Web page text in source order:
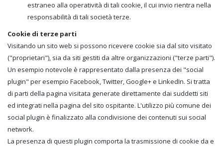
estraneo alla operatività di tali cookie, il cui invio rientra nella
responsabilità di tali società terze.
Cookie di terze parti
Visitando un sito web si possono ricevere cookie sia dal sito visitato
("proprietari"), sia da siti gestiti da altre organizzazioni ("terze parti").
Un esempio notevole è rappresentato dalla presenza dei "social
plugin" per esempio Facebook, Twitter, Google+ e LinkedIn. Si tratta
di parti della pagina visitata generate direttamente dai suddetti siti
ed integrati nella pagina del sito ospitante. L'utilizzo più comune dei
social plugin è finalizzato alla condivisione dei contenuti sui social
network.
La presenza di questi plugin comporta la trasmissione di cookie da e